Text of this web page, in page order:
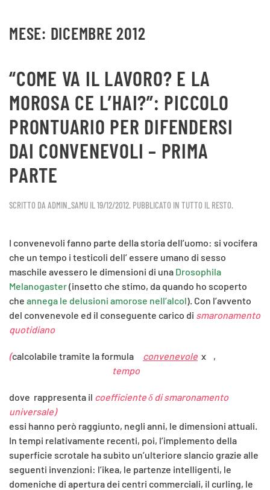
Skip to main content
MESE: DICEMBRE 2012
“COME VA IL LAVORO? E LA
MOROSA CE L’HAI?”: PICCOLO
PRONTUARIO PER DIFENDERSI
DAI CONVENEVOLI – PRIMA
PARTE
SCRITTO DA ADMIN_SAMU IL19/12/2012. PUBBLICATO IN TUTTO IL RESTO.
I convenevoli fanno parte della storia dell’uomo: si vocifera
che un tempo i testicoli dell’ essere umano di sesso
maschile avessero le dimensioni di una Drosophila
Melanogaster(insetto che stimo, da quando ho scoperto
che annega le delusioni amorose nell’alcol). Con l’avvento
del convenevole ed il conseguente carico di smaronamento
quotidiano
(calcolabile tramite la formula convenevole x ,
tempo
dove rappresenta il coefficiente δ di smaronamento
universale)
essi hanno però raggiunto, negli anni, le dimensioni attuali.
In tempi relativamente recenti, poi, l’implemento della
superficie scrotale ha subìto un’ulteriore slancio grazie alle
seguenti invenzioni: l’ikea, le partenze intelligenti, le
domeniche di apertura dei centri commerciali, il curling, le